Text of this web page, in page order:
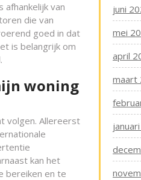
van
die van
goed in dat
is belangrijk om
woning
volgen. Allereerst
kan het
bereiken en te
juni
mei
april
maart